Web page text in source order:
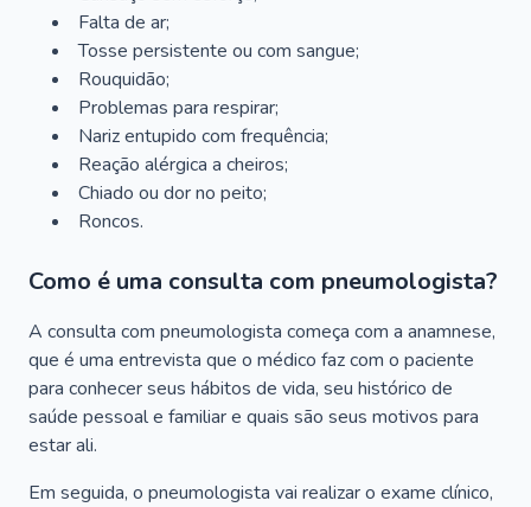
Falta de ar;
Tosse persistente ou com sangue;
Rouquidão;
Problemas para respirar;
Nariz entupido com frequência;
Reação alérgica a cheiros;
Chiado ou dor no peito;
Roncos.
Como é uma consulta com pneumologista?
A consulta com pneumologista começa com a anamnese,
que é uma entrevista que o médico faz com o paciente
para conhecer seus hábitos de vida, seu histórico de
saúde pessoal e familiar e quais são seus motivos para
estar ali.
Em seguida, o pneumologista vai realizar o exame clínico,